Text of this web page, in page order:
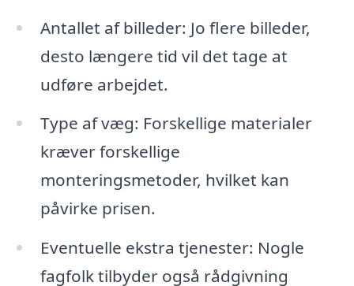
Antallet af billeder: Jo flere billeder,
desto længere tid vil det tage at
udføre arbejdet.
Type af væg: Forskellige materialer
kræver forskellige
monteringsmetoder, hvilket kan
påvirke prisen.
Eventuelle ekstra tjenester: Nogle
fagfolk tilbyder også rådgivning